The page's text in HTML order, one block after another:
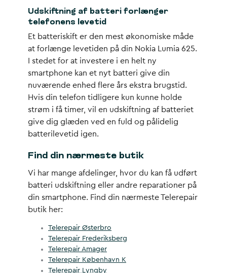
Udskiftning af batteri forlænger
telefonens levetid
Et batteriskift er den mest økonomiske måde
at forlænge levetiden på din Nokia Lumia 625.
I stedet for at investere i en helt ny
smartphone kan et nyt batteri give din
nuværende enhed flere års ekstra brugstid.
Hvis din telefon tidligere kun kunne holde
strøm i få timer, vil en udskiftning af batteriet
give dig glæden ved en fuld og pålidelig
batterilevetid igen.
Find din nærmeste butik
Vi har mange afdelinger, hvor du kan få udført
batteri udskiftning eller andre reparationer på
din smartphone. Find din nærmeste Telerepair
butik her:
Telerepair Østerbro
Telerepair Frederiksberg
Telerepair Amager
Telerepair København K
Telerepair Lyngby